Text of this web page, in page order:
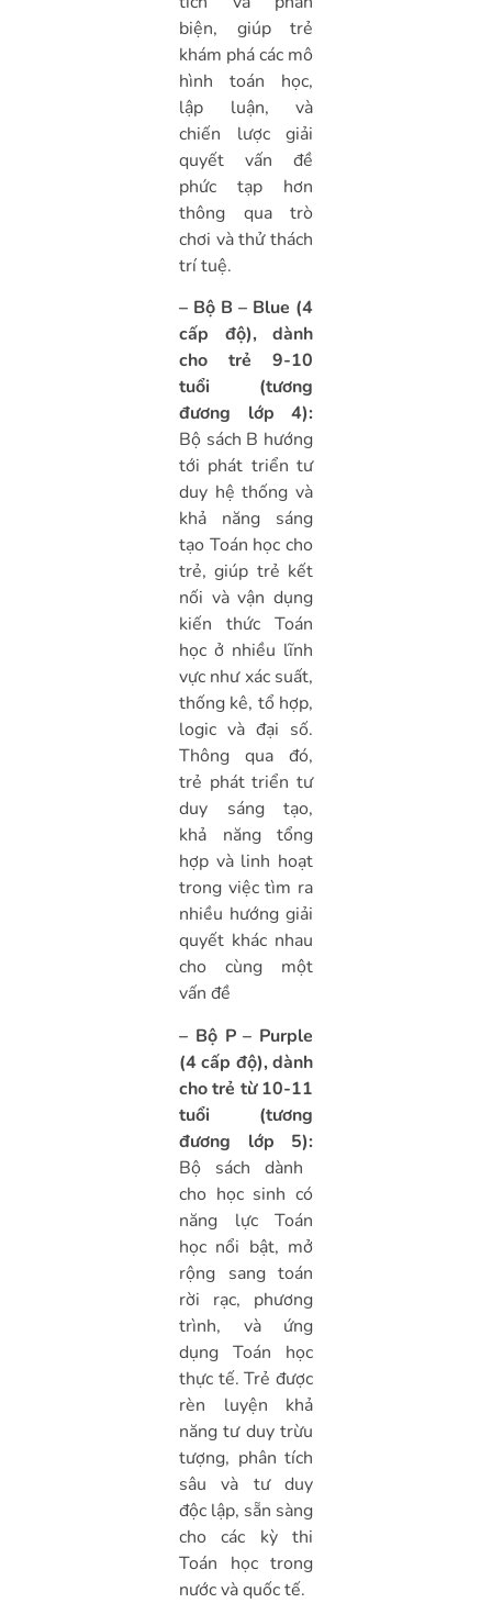
biện, giúp trẻ
khám phá các mô
hình toán học,
lập luận, và
chiến lược giải
quyết vấn đề
phức tạp hơn
thông qua trò
chơi và thử thách
trí tuệ.
– Bộ B – Blue (4
cấp độ), dành
cho trẻ 9-10
tuổi (tương
đương lớp 4):
Bộ sách B hướng
tới phát triển tư
duy hệ thống và
khả năng sáng
tạo Toán học cho
trẻ, giúp trẻ kết
nối và vận dụng
kiến thức Toán
học ở nhiều lĩnh
vực như xác suất,
thống kê, tổ hợp,
logic và đại số.
Thông qua đó,
trẻ phát triển tư
duy sáng tạo,
khả năng tổng
hợp và linh hoạt
trong việc tìm ra
nhiều hướng giải
quyết khác nhau
cho cùng một
vấn đề
– Bộ P – Purple
(4 cấp độ), dành
cho trẻ từ 10-11
tuổi (tương
đương lớp 5):
Bộ sách dành
cho học sinh có
năng lực Toán
học nổi bật, mở
rộng sang toán
rời rạc, phương
trình, và ứng
dụng Toán học
thực tế. Trẻ được
rèn luyện khả
năng tư duy trừu
tượng, phân tích
sâu và tư duy
độc lập, sẵn sàng
cho các kỳ thi
Toán học trong
nước và quốc tế.